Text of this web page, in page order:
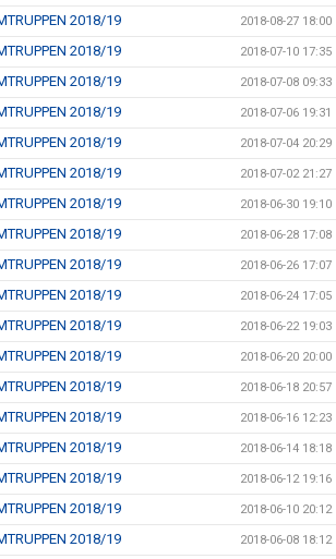
2018/19 2018-08-27 18:00
2018/19 2018-07-10 17:35
2018/19 2018-07-08 09:33
2018/19 2018-07-06 19:31
2018/19 2018-07-04 20:29
2018/19 2018-07-02 21:27
2018/19 2018-06-30 19:10
2018/19 2018-06-28 17:08
2018/19 2018-06-26 17:07
2018/19 2018-06-24 17:05
2018/19 2018-06-22 19:03
2018/19 2018-06-20 20:00
2018/19 2018-06-18 20:57
2018/19 2018-06-16 12:23
2018/19 2018-06-14 18:18
2018/19 2018-06-12 19:16
2018/19 2018-06-10 20:12
2018/19 2018-06-08 18:12